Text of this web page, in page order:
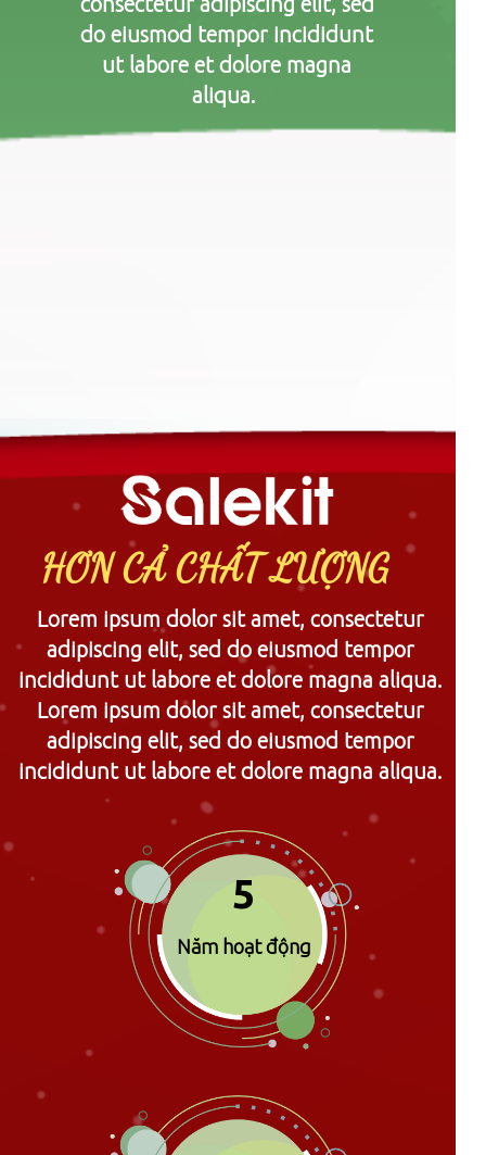
consectetur adipiscing elit, sed
do eiusmod tempor incididunt
ut labore et dolore magna
aliqua.
HƠN CẢ CHẤT LƯỢNG
Lorem ipsum dolor sit amet, consectetur
adipiscing elit, sed do eiusmod tempor
incididunt ut labore et dolore magna aliqua.
Lorem ipsum dolor sit amet, consectetur
adipiscing elit, sed do eiusmod tempor
incididunt ut labore et dolore magna aliqua.
5
Năm hoạt động